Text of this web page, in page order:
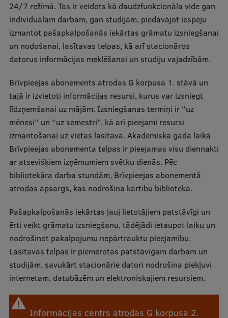
Uzņemšana
Praktiska informācija
Studentu dzīve
Studiju norises vietas
Fakultātes
Mūsu cilvēki
Stratēģija
Struktūra
Vēsture un tradīcijas
Identitāte
RSU fonds
Aula
Muzeji un ekspozīcijas
24/7 režīmā. Tas ir veidots kā daudzfunkcionāla vide gan
individuālam darbam, gan studijām, piedāvājot iespēju
izmantot pašapkalpošanās iekārtas grāmatu izsniegšanai
un nodošanai, lasītavas telpas, kā arī stacionāros
datorus informācijas meklēšanai un studiju vajadzībām.
Brīvpieejas abonements atrodas G korpusa 1. stāvā un
tajā ir izvietoti informācijas resursi, kurus var izsniegt
līdzņemšanai uz mājām. Izsniegšanas termiņi ir “uz
mēnesi” un “uz semestri”, kā arī pieejami resursi
izmantošanai uz vietas lasītavā. Akadēmiskā gada laikā
Brīvpieejas abonementa telpas ir pieejamas visu diennakti
ar atsevišķiem izņēmumiem svētku dienās. Pēc
bibliotekāra darba stundām, Brīvpieejas abonementā
atrodas apsargs, kas nodrošina kārtību bibliotēkā.
Pašapkalpošanās iekārtas ļauj lietotājiem patstāvīgi un
ērti veikt grāmatu izsniegšanu, tādējādi ietaupot laiku un
nodrošinot pakalpojumu nepārtrauktu pieejamību.
Lasītavas telpas ir piemērotas patstāvīgam darbam un
studijām, savukārt stacionārie datori nodrošina piekļuvi
internetam, datubāzēm un elektroniskajiem resursiem.
Informācijas centrs atrodas G korpusa 2.